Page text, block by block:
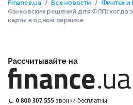
Finance.ua / Все новости / Финтех и
банковских решений для ФЛП: когда
карты в одном сервисе
Рассчитывайте на
0 800 307 555 звонки бесплатны